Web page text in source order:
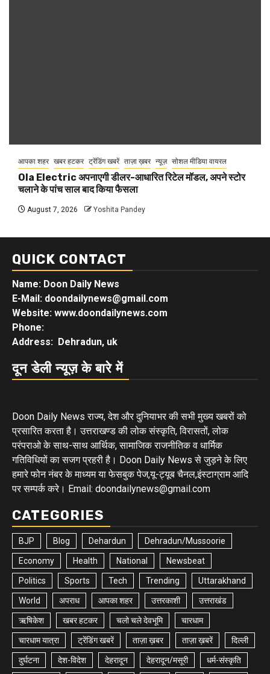
आपका शहर खबर हटकर ट्रेंडिंग खबरें ताज़ा ख़बर न्यूज़ सोशल मीडिया वायरल
Ola Electric अपनाएगी डीलर-आधारित रिटेल मॉडल, अपने स्टोर
चलाने के पांच साल बाद किया फैसला
August 7, 2026 Yoshita Pandey
QUICK CONTACT
Name: Doon Daily News
E-Mail: doondailynews@gmail.com
Website: www.doondailynews.com
Phone:
Address: Dehradun, uk
दून डेली न्यूज़ के बारे में
Doon Daily News राज्य, देश और दुनियाभर की सभी मुख्य खबरों को
प्रसारित करता है। उत्तराखण्ड की लोक संस्कृति, विरासतों, लोक
परंपराओ के साथ-साथ आर्थिक, सामाजिक राजनीतिक व धार्मिक
गतिविधियों का सजग प्रहरी है। Doon Daily News से जुड़ने के लिए
हमारे फोन नंबर के माध्यम या फेसबुक पेज,यू-ट्यूब चैनल,इंस्टाग्राम आदि
पर सम्पर्क करे। Email: doondailynews@gmail.com
CATEGORIES
BJP Blog Dehardun Dehradun/Mussoorie
Economy Health National Newsbeat
Politics Sports Tech Trending Uttarakhand
World अपराध आपका शहर उत्तरकाशी उत्तराखंड
ऋषिकेश खबर हटकर चलो चले देवभूमि चारधाम
चारधाम यात्रा ट्रेंडिंग खबरें ताज़ा ख़बर ताज़ा ख़बरें दिल्ली
दुर्घटना देश-विदेश देहरादून देहरादून/मसूरी धर्म-संस्कृति